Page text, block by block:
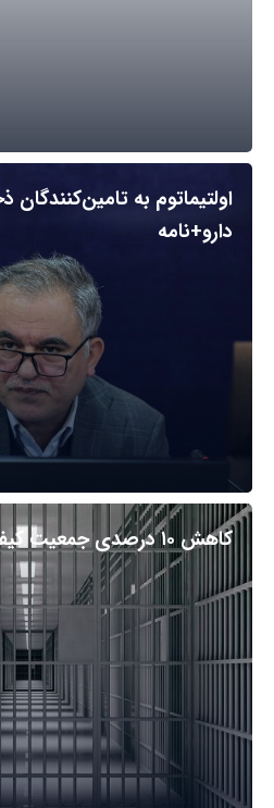
اولتیماتوم به تامین‌کنندگان
دارو+نامه
کاهش ۱۰ درصدی جمعیت کیفری زندان‌های بوشهر